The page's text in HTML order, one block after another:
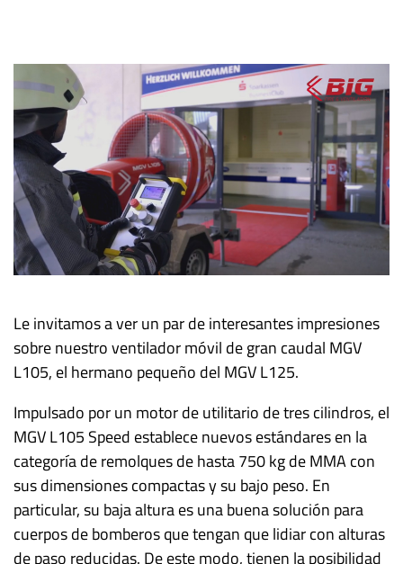
Le invitamos a ver un par de interesantes impresiones
sobre nuestro ventilador móvil de gran caudal MGV
L105, el hermano pequeño del MGV L125.
Impulsado por un motor de utilitario de tres cilindros, el
MGV L105 Speed establece nuevos estándares en la
categoría de remolques de hasta 750 kg de MMA con
sus dimensiones compactas y su bajo peso. En
particular, su baja altura es una buena solución para
cuerpos de bomberos que tengan que lidiar con alturas
de paso reducidas. De este modo, tienen la posibilidad